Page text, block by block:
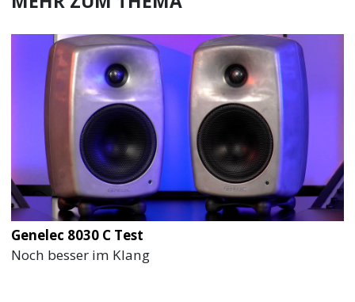
Genelec 8030 C Test
Noch besser im Klang